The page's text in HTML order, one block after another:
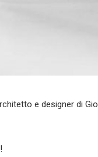
e designer di Gio